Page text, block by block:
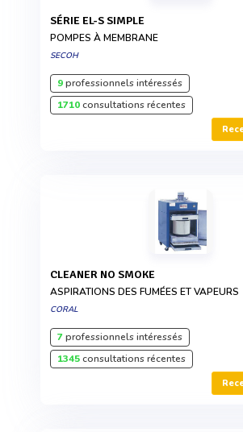
SÉRIE EL-S SIMPLE
POMPES À MEMBRANE
SECOH
9professionnels intéressés
1710consultations récentes
CLEANER NO SMOKE
ASPIRATIONS DES FUMÉES ET VAPEURS
CORAL
7professionnels intéressés
1345consultations récentes